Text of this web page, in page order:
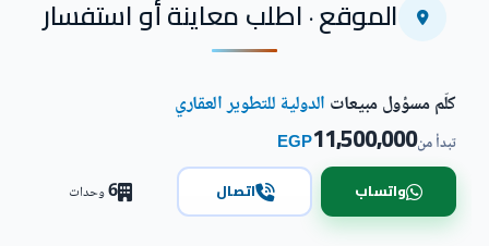
شاهد فيديو المشروع
الموقع · اطلب معاينة أو استفسار
كلّم مسؤول مبيعات الدولية للتطوير العقاري
تبدأ من11,500,000
EGP
واتساب اتصال 6وحدات